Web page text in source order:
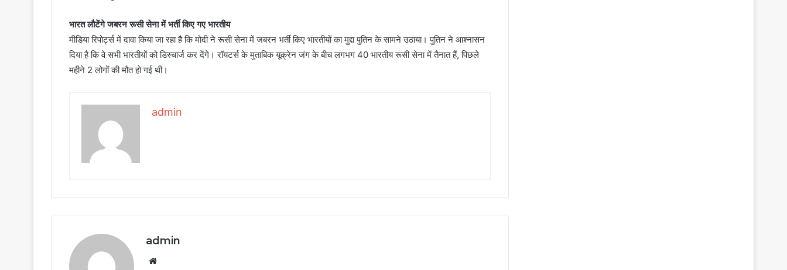
भारत लौटेंगे जबरन रूसी सेना में भर्ती किए गए भारतीय
मीडिया रिपोर्ट्स में दावा किया जा रहा है कि मोदी ने रूसी सेना में जबरन भर्ती किए भारतीयों का मुद्दा पुतिन के सामने उठाया। पुतिन ने आश्नासन
दिया है कि वे सभी भारतीयों को डिस्चार्ज कर देंगे। रॉयटर्स के मुताबिक यूक्रेन जंग के बीच लगभग 40 भारतीय रूसी सेना में तैनात हैं, पिछले
महीने 2 लोगों की मौत हो गई थी।
admin
admin